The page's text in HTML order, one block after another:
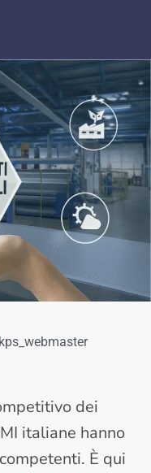
kps_webmaster
dei
italiane hanno
È qui